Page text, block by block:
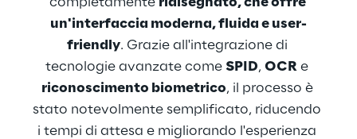
un'interfaccia moderna, fluida e user-
friendly. Grazie all'integrazione di
tecnologie avanzate come SPID, OCR e
riconoscimento biometrico, il processo è
stato notevolmente semplificato, riducendo
i tempi di attesa e migliorando l'esperienza